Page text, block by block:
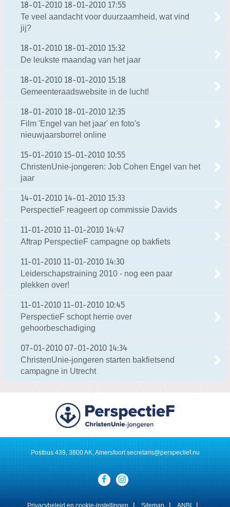
18-01-2010 18-01-2010 17:55
Te veel aandacht voor duurzaamheid, wat vind
jij?
18-01-2010 18-01-2010 15:32
De leukste maandag van het jaar
18-01-2010 18-01-2010 15:18
Gemeenteraadswebsite in de lucht!
18-01-2010 18-01-2010 12:35
Film 'Engel van het jaar' en foto's
nieuwjaarsborrel online
15-01-2010 15-01-2010 10:55
ChristenUnie-jongeren: Job Cohen Engel van het
jaar
14-01-2010 14-01-2010 15:33
PerspectieF reageert op commissie Davids
11-01-2010 11-01-2010 14:47
Aftrap PerspectieF campagne op bakfiets
11-01-2010 11-01-2010 14:30
Leiderschapstraining 2010 - nog een paar
plekken over!
11-01-2010 11-01-2010 10:45
PerspectieF schopt herrie over
gehoorbeschadiging
07-01-2010 07-01-2010 14:34
ChristenUnie-jongeren starten bakfietsend
campagne in Utrecht
Postbus 439, 3800 AK, Amersfoortsecretaris@perspectief.nu
mediaPrivacybeleid en cookie-instellingen Sitemap ANBI